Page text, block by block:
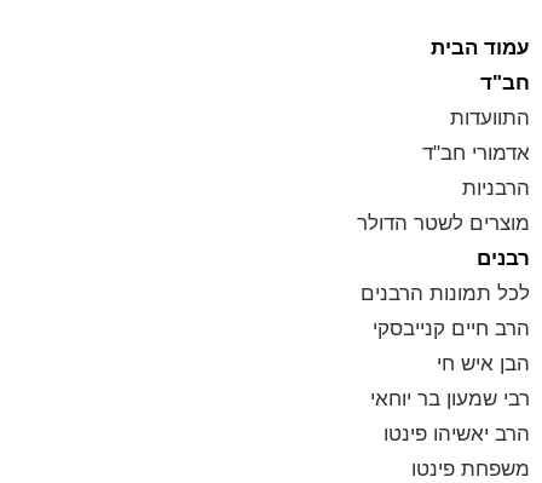
עמוד הבית
חב"ד
התוועדות
אדמורי חב"ד
הרבניות
מוצרים לשטר הדולר
רבנים
לכל תמונות הרבנים
הרב חיים קנייבסקי
הבן איש חי
רבי שמעון בר יוחאי
הרב יאשיהו פינטו
משפחת פינטו